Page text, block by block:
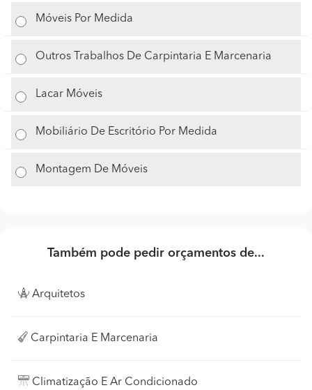
Móveis Por Medida
Outros Trabalhos De Carpintaria E Marcenaria
Lacar Móveis
Mobiliário De Escritório Por Medida
Montagem De Móveis
Também pode pedir orçamentos de...
Arquitetos
Carpintaria E Marcenaria
Climatização E Ar Condicionado